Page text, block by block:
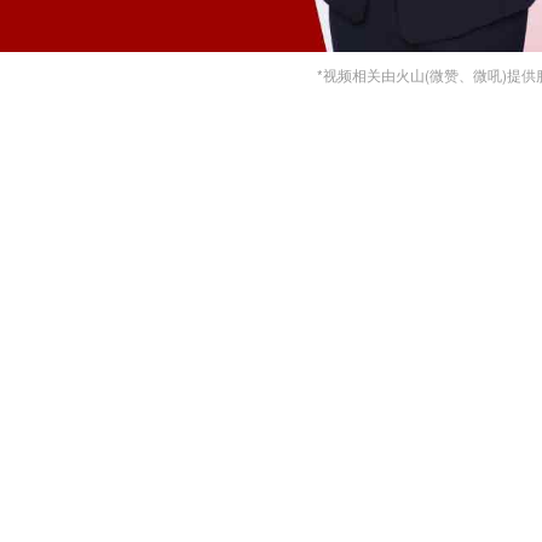
*视频相关由火山(微赞、微吼)提供